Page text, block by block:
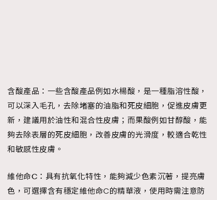
含酸產品： 一些含酸產品例如水楊酸，是一種脂溶性酸，
可以深入毛孔，去除堵塞的油脂和死皮細胞，促進皮膚更
新，建議用於油性和混合性皮膚；而果酸例如甘醇酸，能
夠去除表層的死皮細胞，改善皮膚的光滑度，較適合乾性
和敏感性皮膚。
維他命C： 具有抗氧化特性，能夠減少色素沉著，提亮膚
色，可選擇含有穩定維他命C的精華液，使用時需注意防